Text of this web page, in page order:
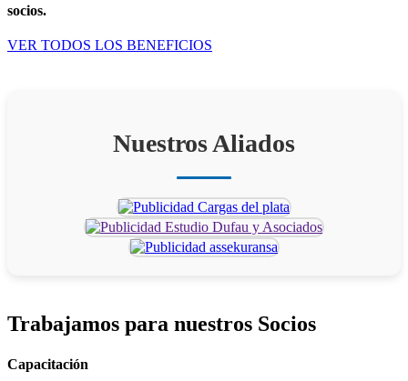
socios.
VER TODOS LOS BENEFICIOS
Nuestros Aliados
Trabajamos para nuestros Socios
Capacitación